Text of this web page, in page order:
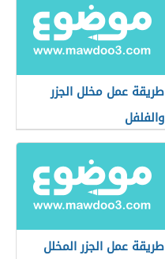
طريقة عمل مخلل الجزر
والفلفل
طريقة عمل الجزر المخلل